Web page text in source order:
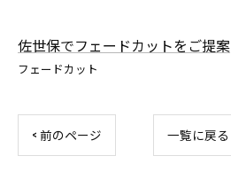
佐世保でフェードカットをご提案
フェードカット
< 前のページ 一覧に戻る